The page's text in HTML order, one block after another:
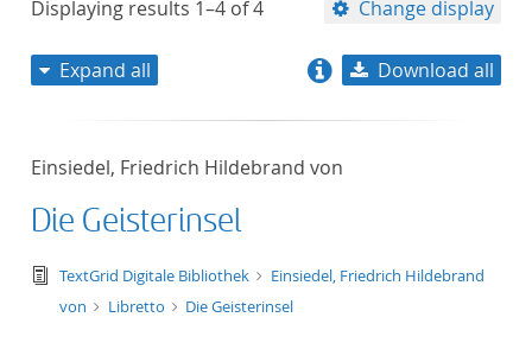
Displaying results 1–4 of4 Change display
Expand all Download all
Einsiedel, Friedrich Hildebrand von
Die Geisterinsel
text/tg.edition+tg.aggregation+xml
TextGrid Digitale Bibliothek
Einsiedel, Friedrich Hildebrand
von
Libretto Die Geisterinsel